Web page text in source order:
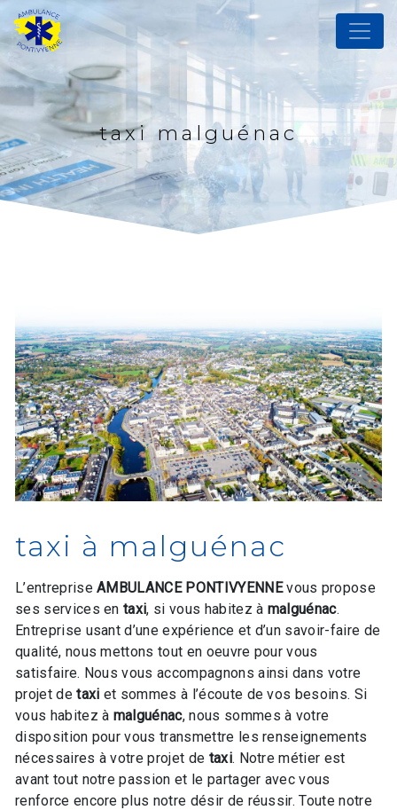
Panneau de gestion des cookies
taxi malguénac
taxi à malguénac
L’entrepriseAMBULANCE PONTIVYENNEvous propose
ses services entaxi, si vous habitez à malguénac.
Entreprise usant d’une expérience et d’un savoir-faire de
qualité, nous mettons tout en oeuvre pour vous
satisfaire. Nous vous accompagnons ainsi dans votre
projet detaxi et sommes à l’écoute de vos besoins. Si
vous habitez à malguénac, nous sommes à votre
disposition pour vous transmettre les renseignements
nécessaires à votre projet de taxi. Notre métier est
avant tout notre passion et le partager avec vous
renforce encore plus notre désir de réussir. Toute notre